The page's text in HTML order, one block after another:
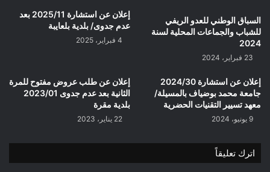
السباق الوطني للعدو الريفي
للشباب والجماعات المحلية لسنة
2024
23 فبراير، 2024
إعلان عن استشارة 2025/11 بعد
عدم جدوى/ بلدية بلعايبة
4 فبراير، 2025
إعلان عن استشارة 2024/30
جامعة محمد بوضياف بالمسيلة/
معهد تسيير التقنيات الحضرية
9 يونيو، 2024
إعلان عن طلب عروض مفتوح للمرة
الثانية بعد عدم جدوى 2023/01
بلدية مقرة
22 يناير، 2023
اترك تعليقاً